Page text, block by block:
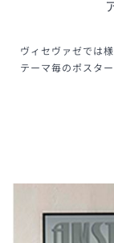
ヴィセヴァゼでは
テーマ毎のポスタ